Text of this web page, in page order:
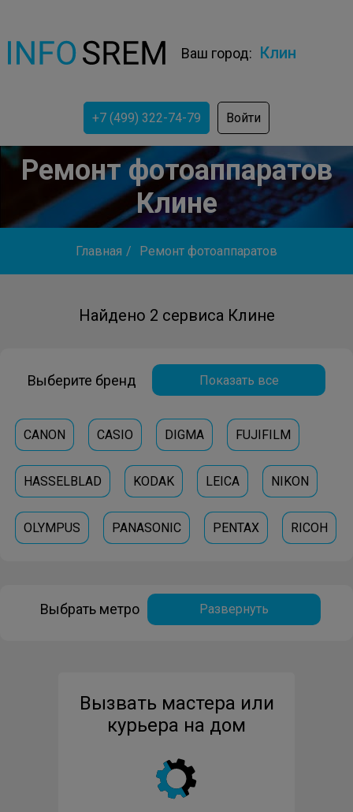
Ваш город: Клин
+7 (499) 322-74-79 Войти
Ремонт фотоаппаратов
Клине
Главная / Ремонт фотоаппаратов
Найдено 2 сервиса Клине
Выберите бренд Показать все
CANON CASIO DIGMA FUJIFILM
HASSELBLAD KODAK LEICA NIKON
OLYMPUS PANASONIC PENTAX RICOH
Выбрать метро Развернуть
Вызвать мастера или
курьера на дом